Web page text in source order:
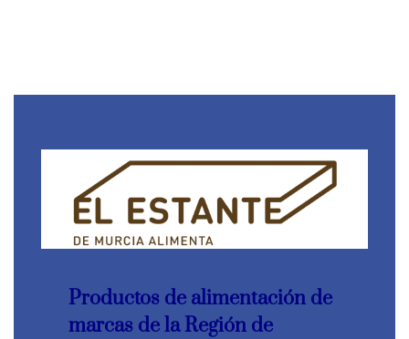
Productos de alimentación de
marcas de la Región de